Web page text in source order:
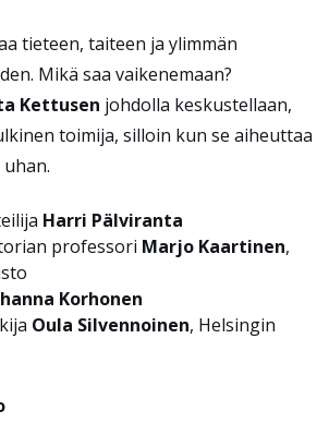
tieteen, taiteen ja ylimmän
Mikä saa vaikenemaan?
Kettusen johdolla keskustellaan,
toimija, silloin kun se aiheuttaa
Harri Pälviranta
professori Marjo Kaartinen,
Korhonen
Oula Silvennoinen, Helsingin